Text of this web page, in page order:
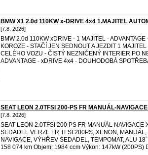
BMW X1 2.0d 110KW x-DRIVE 4x4 1.MAJITEL
[7.8. 2026]
BMW 2.0d 110KW xDRIVE - 1 MAJITEL - ADVANTAGE
KOROZE - STAČÍ JEN SEDNOUT A JEZDIT 1
CELÉHO VOZU - ČISTÝ NEZNIČENÝ INTERIER PO
ADVANTAGE - xDRIVE 4x4 - DOUHODOBÁ
SEAT LEON 2.0TFSI 200-PS FR MANUÁL-
[7.8. 2026]
SEAT LEON 2.0TFSI 200 PS FR MANUÁL NAVIGACE
SEDADEL VERZE FR TFSI 200PS, XENON, MANUÁL,
NAVIGACE, VÝHŘEV SEDADEL, TEMPOMAT, ALU
158 074 km Objem: 1984 ccm Výkon: 147kW (200PS)